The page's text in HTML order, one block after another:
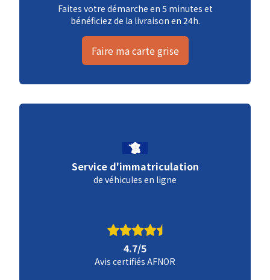
Faites votre démarche en 5 minutes et
bénéficiez de la livraison en 24h.
Faire ma carte grise
Service d'immatriculation
de véhicules en ligne
4.7/5
Avis certifiés AFNOR